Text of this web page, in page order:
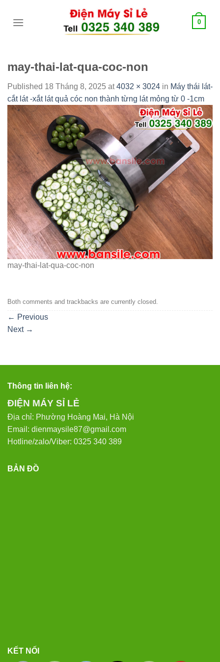
0
may-thai-lat-qua-coc-non
Published 18 Tháng 8, 2025 at4032 × 3024 in Máy thái lát-
cắt lát -xắt lát quả cóc non thành từng lát mỏng từ 0 -1cm
may-thai-lat-qua-coc-non
Both comments and trackbacks are currently closed.
← Previous
Next →
Thông tin liên hệ:
ĐIỆN MÁY SỈ LẺ
Địa chỉ: Phường Hoàng Mai, Hà Nội
Email: dienmaysile87@gmail.com
Hotline/zalo/Viber: 0325 340 389
BẢN ĐỒ
KẾT NỐI